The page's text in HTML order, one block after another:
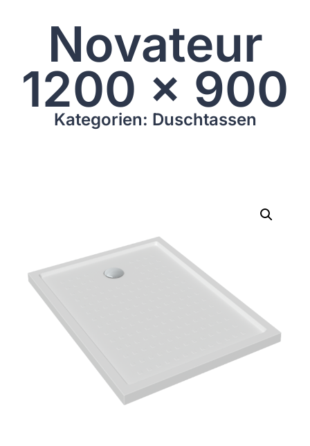
Novateur
1200 x 900
Kategorien: Duschtassen